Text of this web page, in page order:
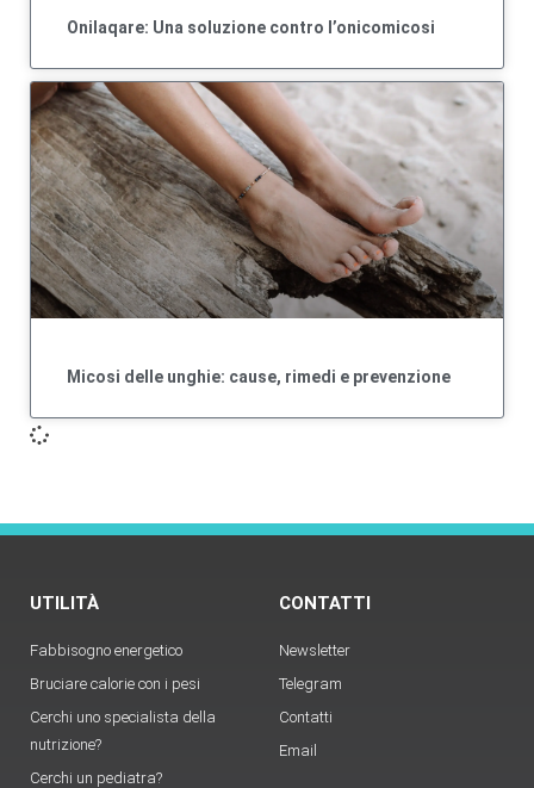
Onilaqare: Una soluzione contro l’onicomicosi
Micosi delle unghie: cause, rimedi e prevenzione
UTILITÀ
Fabbisogno energetico
Bruciare calorie con i pesi
Cerchi uno specialista della
nutrizione?
Cerchi un pediatra?
CONTATTI
Newsletter
Telegram
Contatti
Email